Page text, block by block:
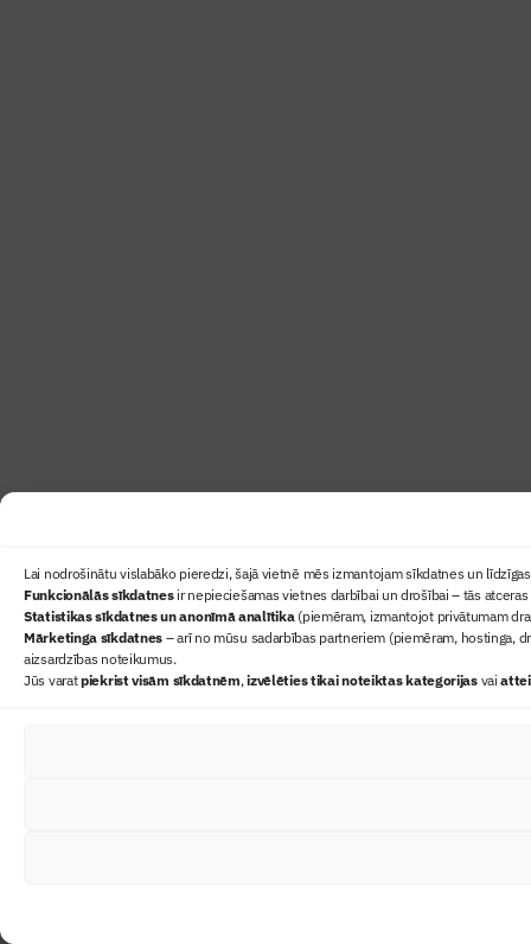
Lai nodrošinātu vislabāko pieredzi, šajā vietnē mēs izmantojam sīkdatnes un
Funkcionālās sīkdatnesir nepieciešamas vietnes darbībai un drošībai – tās
Statistikas sīkdatnes un anonīmā analītika(piemēram, izmantojot privātumam
Mārketinga sīkdatnes – arī no mūsu sadarbības partneriem (piemēram, hostinga,
aizsardzības noteikumus.
Jūs varatpiekrist visām sīkdatnēm,izvēlēties tikai noteiktas kategorijasvai